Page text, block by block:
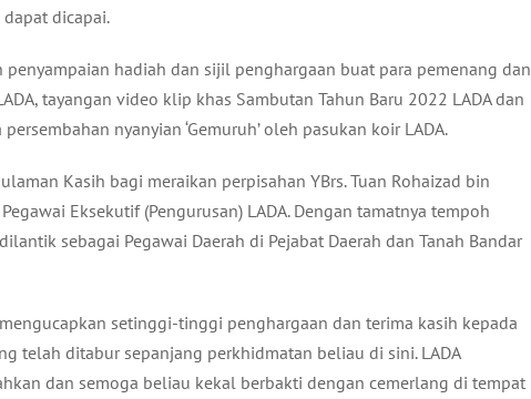
dicapai.
hadiah dan sijil penghargaan buat para pemenang dan
tayangan video klip khas Sambutan Tahun Baru 2022 LADA dan
nyanyian ‘Gemuruh’ oleh pasukan koir LADA.
Kasih bagi meraikan perpisahan YBrs. Tuan Rohaizad bin
Eksekutif (Pengurusan) LADA. Dengan tamatnya tempoh
sebagai Pegawai Daerah di Pejabat Daerah dan Tanah Bandar
setinggi-tinggi penghargaan dan terima kasih kepada
telah ditabur sepanjang perkhidmatan beliau di sini. LADA
dan semoga beliau kekal berbakti dengan cemerlang di tempat